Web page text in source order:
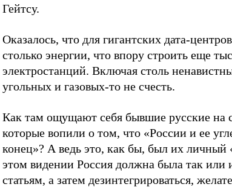
Гейтсу.
Оказалось, что для гигантских дата-
столько энергии, что впору строить еще
электростанций. Включая столь
угольных и газовых-то не счесть.
Как там ощущают себя бывшие русские на
которые вопили о том, что «России и ее
конец»? А ведь это, как бы, был их личный
этом видении Россия должна была так или
статьям, а затем дезинтегрироваться,